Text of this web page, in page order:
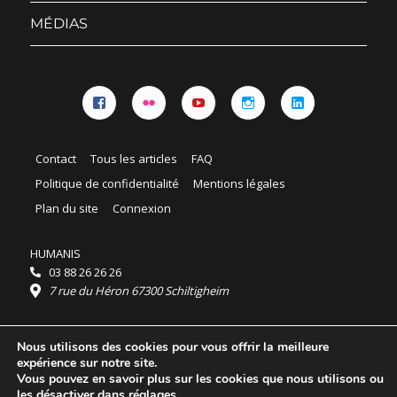
MÉDIAS
Contact Tous les articles
FAQ
Politique de confidentialité
Mentions légales
Plan du site
Connexion
HUMANIS
03 88 26 26 26
7 rue du Héron 67300 Schiltigheim
Horaires :
HUMANIS : du lundi au vendredi 9h - 18h
Ordidocaz : du lundi au vendredi 8h - 19h
© 2025 HUMANIS, tous droits réservés.
Nous utilisons des cookies pour vous offrir la meilleure
expérience sur notre site.
Vous pouvez en savoir plus sur les cookies que nous utilisons ou